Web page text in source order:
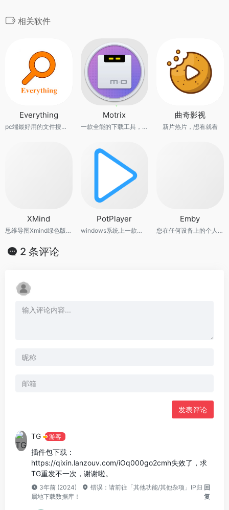
相关软件
Everything
pc端最好用的文件搜索工具，没有之一。
Motrix
一款全能的下载工具，支持下载 HTTP、FTP、BT、磁力链、百度网盘等资源。
曲奇影视
新片热片，想看就看
XMind
思维导图Xmind绿色版，无需解释。
PotPlayer
windows系统上一款非常专业的视频播放器
Emby
您在任何设备上的个人媒体
2 条评论
发表评论
TG 游客
插件包下载：
https://qixin.lanzouv.com/iOq000go2cmh失效了，求
TG重发不一次，谢谢啦。
3年前 (2024)
错误：请前往「其他功能/其他杂项」IP归
属地下载数据库！
回
复